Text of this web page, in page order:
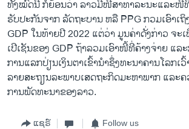
ທັງໝົດນີ້ ກໍຍ້ອນວ່າ ລາວມີໜີ້ສາທາລະນະແລະໜີ້
ຮັບປະກັນຈາກ ລັດຖະບານ ຫລື PPG ກວມເອົາເຖິ
GDP ໃນທ້າຍປີ 2022 ແຕ່ວ່າ ມູນຄ່າດັ່ງກ່າວ ຈະ
ເປີເຊັນຂອງ GDP ຖ້າລວມເອົາໜີ້ທີ່ຄ້າງຈ່າຍ ແລ
ການແລກປ່ຽນເງິນຕາເຂົ້ານໍາຊຶ່ງທະນາຄານໂລກເ
ລາຍສະຖຽນລະພາບເສດຖະກິດມະຫາພາກ ແລະ
ການພັດທະນາຂອງລາວ.
ແຊຣ໌ Follow us